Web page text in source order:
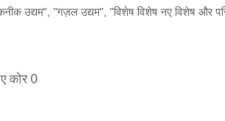
उद्यम", "गज़ल उद्यम", "विशेष विशेष नए विशेष और